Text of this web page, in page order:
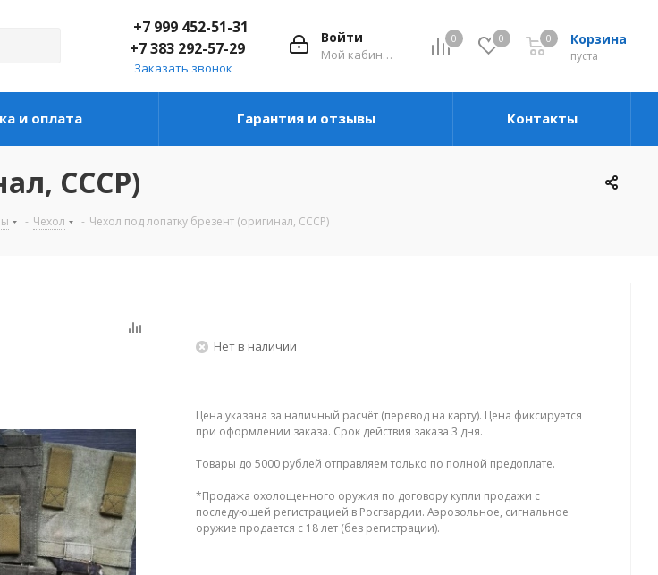
0 0 Корзина
пуста
0
Войти
Мой кабинет
+7 999 452-51-31
+7 383 292-57-29
Заказать звонок
и оплата Гарантия и отзывы Контакты
СССР)
- Чехол - Чехол под лопатку брезент (оригинал, СССР)
Нет в наличии
Цена указана за наличный расчёт (перевод на карту). Цена фиксируется
при оформлении заказа. Срок действия заказа 3 дня.
Товары до 5000 рублей отправляем только по полной предоплате.
*Продажа охолощенного оружия по договору купли продажи с
последующей регистрацией в Росгвардии. Аэрозольное, сигнальное
оружие продается с 18 лет (без регистрации).